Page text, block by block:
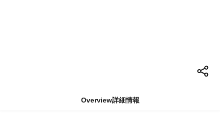
Overview詳細情報